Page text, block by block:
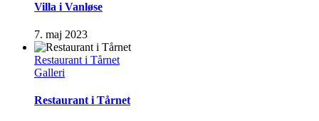
Villa i Vanløse
7. maj 2023
Restaurant i Tårnet
Galleri
Restaurant i Tårnet